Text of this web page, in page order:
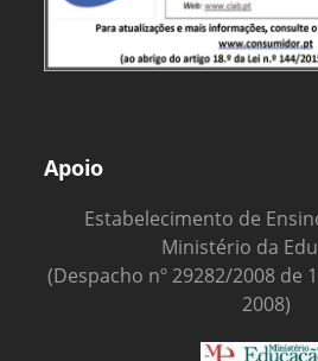
Apoio
Estabelecimento de
Ministério da
(Despacho nº 29282/2008 de
2008)